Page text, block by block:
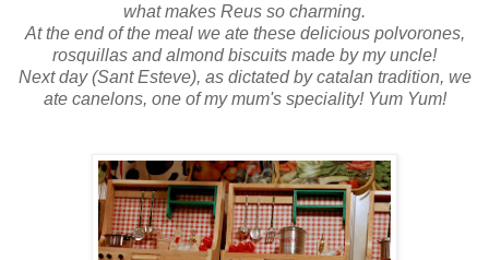
what makes Reus so charming.
At the end of the meal we ate these delicious polvorones,
rosquillas and almond biscuits made by my uncle!
Next day (Sant Esteve), as dictated by catalan tradition, we
ate canelons, one of my mum's speciality! Yum Yum!